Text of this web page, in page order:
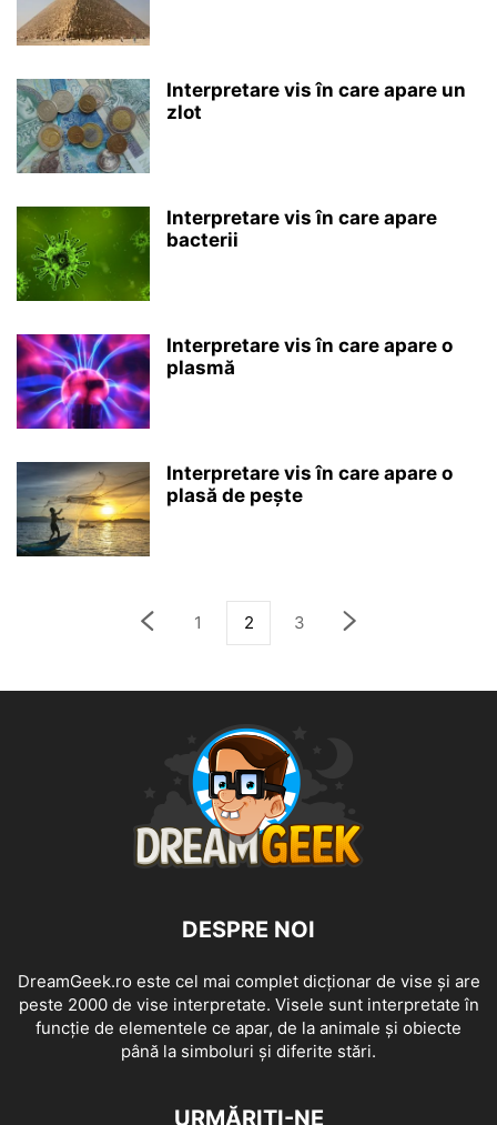
Interpretare vis în care apare un
zlot
Interpretare vis în care apare
bacterii
Interpretare vis în care apare o
plasmă
Interpretare vis în care apare o
plasă de pește
1 2 3
DESPRE NOI
DreamGeek.ro este cel mai complet dicționar de vise și are
peste 2000 de vise interpretate. Visele sunt interpretate în
funcție de elementele ce apar, de la animale și obiecte
până la simboluri și diferite stări.
URMĂRIȚI-NE